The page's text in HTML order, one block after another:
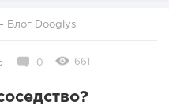
– Блог Dooglys
0 661